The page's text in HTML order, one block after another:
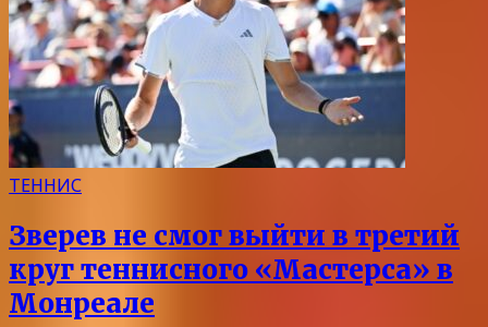
ТЕННИС
Зверев не смог выйти в третий
круг теннисного «Мастерса» в
Монреале